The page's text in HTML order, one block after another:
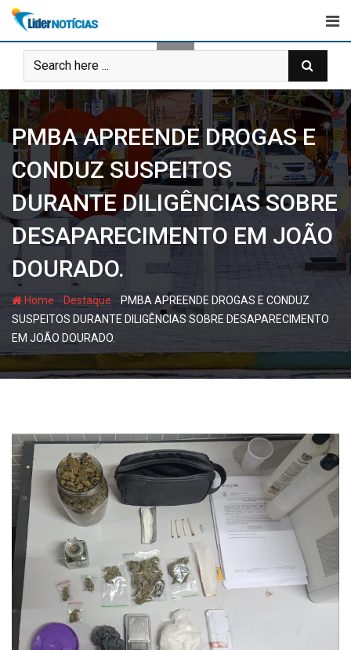
Skip
content
PMBA APREENDE DROGAS E
CONDUZ SUSPEITOS
DURANTE DILIGÊNCIAS SOBRE
DESAPARECIMENTO EM JOÃO
DOURADO.
Home - Destaque - PMBA APREENDE DROGAS E CONDUZ
SUSPEITOS DURANTE DILIGÊNCIAS SOBRE DESAPARECIMENTO
EM JOÃO DOURADO.